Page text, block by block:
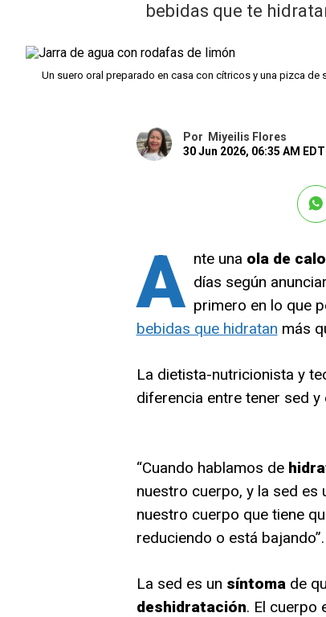
bebidas que te
Un suero oral preparado en casa con cítricos y una pizca de
Por
Miyeilis Flores
30 Jun 2026, 06:35 AM EDT
A nte una ola de
días según
primero en lo que
bebidas que hidratan más
La dietista-nutricionista y
diferencia entre tener sed
“Cuando hablamos de
nuestro cuerpo, y la sed es
nuestro cuerpo que tiene
reduciendo o está bajando”.
La sed es un síntomade
deshidratación. El cuerpo